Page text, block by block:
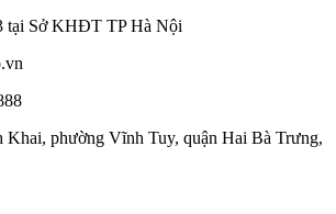
tại Sở KHĐT TP Hà Nội
phường Vĩnh Tuy, quận Hai Bà Trưng,